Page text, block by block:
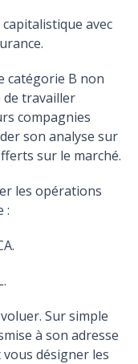
avec
catégorie B non
de travailler
compagnies
son analyse sur
sur le marché.
les opérations
:
Sur simple
à son adresse
désigner les